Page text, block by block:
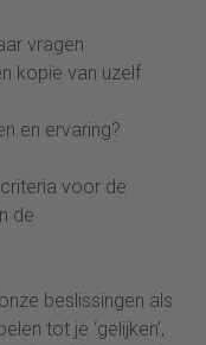
vragen
kopie van uzelf
en ervaring?
voor de
de
beslissingen als
tot je ‘gelijken’,